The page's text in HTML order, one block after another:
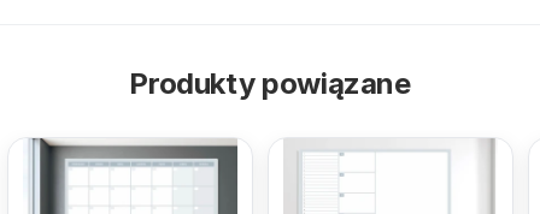
Produkty powiązane